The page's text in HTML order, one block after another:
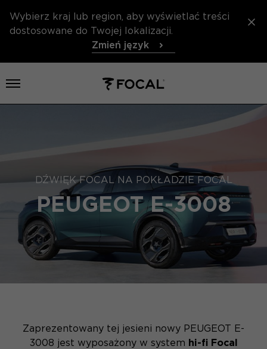
Wybierz kraj lub region, aby wyświetlać treści
dostosowane do Twojej lokalizacji.
Zmień język
Otwórz menu
DŹWIĘK FOCAL NA POKŁADZIE FOCAL
PEUGEOT E-3008
Zaprezentowany tej jesieni nowy PEUGEOT E-
3008 jest wyposażony w system hi-fi Focal